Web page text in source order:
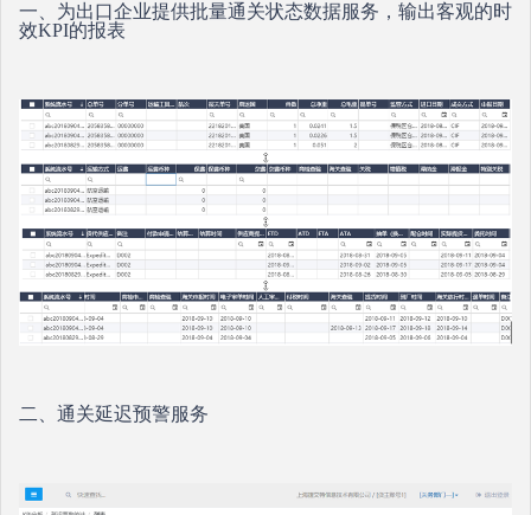
一、为出口企业提供批量通关状态数据服务，输出客观的时
效KPI的报表
二、通关延迟预警服务